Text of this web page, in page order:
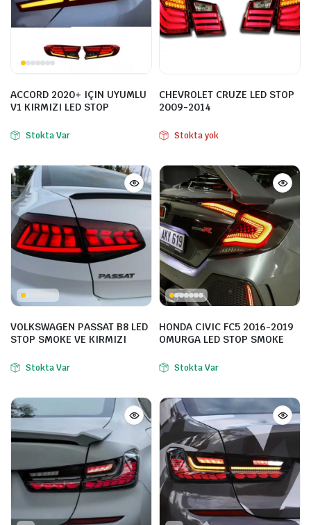
ACCORD 2020+ IÇIN UYUMLU
V1 KIRMIZI LED STOP
Stokta Var
CHEVROLET CRUZE LED STOP
2009-2014
Stokta yok
VOLKSWAGEN PASSAT B8 LED
STOP SMOKE VE KIRMIZI
Stokta Var
HONDA CIVIC FC5 2016-2019
OMURGA LED STOP SMOKE
Stokta Var